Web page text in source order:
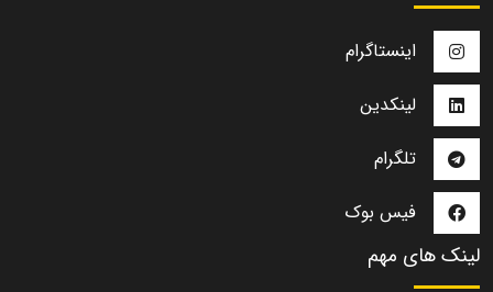
اینستاگرام
لینکدین
تلگرام
فیس بوک
لینک های مهم